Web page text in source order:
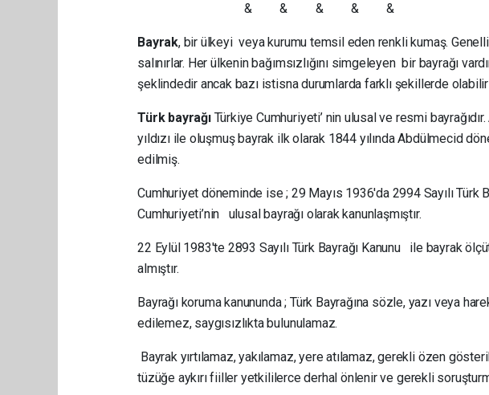
& & & & &
Bayrak, bir ülkeyi veya kurumu temsil eden renkli kumaş.
salınırlar. Her ülkenin bağımsızlığını simgeleyen bir bayrağı
şeklindedir ancak bazı istisna durumlarda farklı şekillerde
Türk bayrağıTürkiye Cumhuriyeti’ nin ulusal ve resmi
yıldızı ile oluşmuş bayrak ilk olarak 1844 yılında Abdülmecid
edilmiş.
Cumhuriyet döneminde ise ; 29 Mayıs 1936'da 2994 Sayılı Türk
Cumhuriyeti’nin ulusal bayrağı olarak kanunlaşmıştır.
22 Eylül 1983'te 2893 Sayılı Türk Bayrağı Kanunu ile bayrak
almıştır.
Bayrağı koruma kanununda ; Türk Bayrağına sözle, yazı veya
edilemez, saygısızlıkta bulunulamaz.
Bayrak yırtılamaz, yakılamaz, yere atılamaz, gerekli özen
tüzüğe aykırı fiiller yetkililerce derhal önlenir ve gerekli